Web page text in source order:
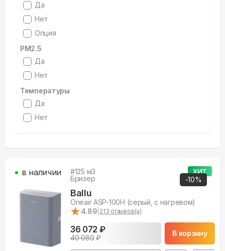
Да
Нет
Опция
PM2.5
Да
Нет
Температуры
Да
Нет
ХИТ
-10%
#125 м3
Бризер
Ballu
Oneair ASP-100H (серый, с нагревом)
★
★4.89 213 отзывов(а)
36 072 ₽
40 080₽
В корзину
в наличии